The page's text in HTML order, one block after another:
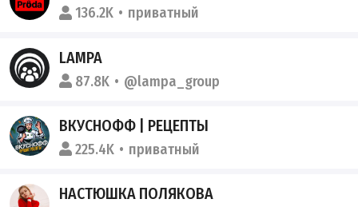
136.2K приватный
LAMPA
87.8K @lampa_group
ВКУСНОФФ | РЕЦЕПТЫ
225.4K приватный
НАСТЮШКА ПОЛЯКОВА